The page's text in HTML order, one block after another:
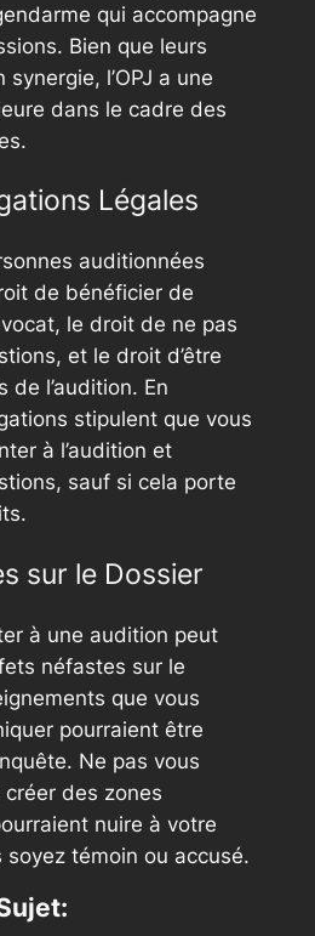
qui accompagne
Bien que leurs
l’OPJ a une
dans le cadre des
Légales
auditionnées
de bénéficier de
le droit de ne pas
et le droit d’être
de l’audition. En
stipulent que vous
à l’audition et
sauf si cela porte
sur le Dossier
à une audition peut
néfastes sur le
que vous
pourraient être
Ne pas vous
des zones
nuire à votre
soyez témoin ou accusé.